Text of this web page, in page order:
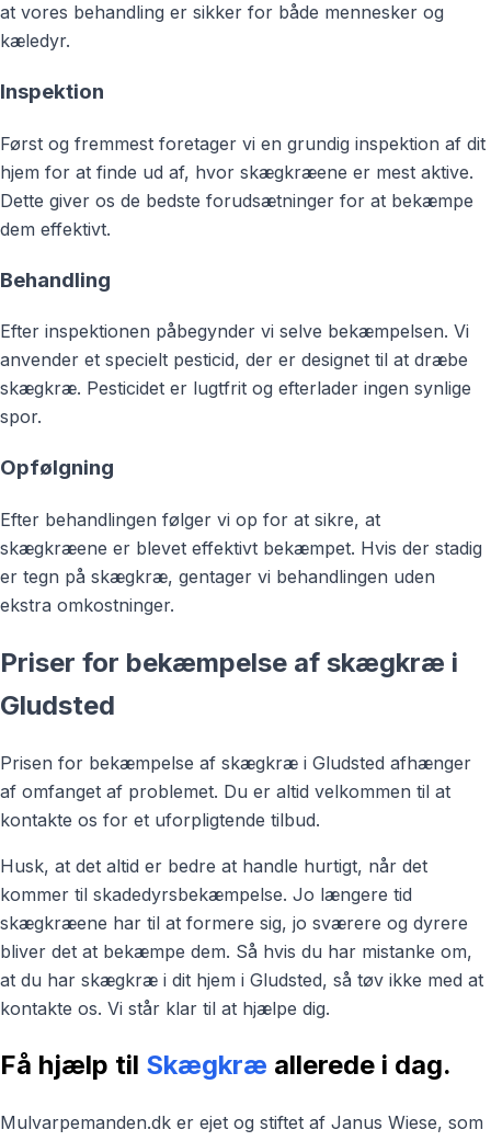
at vores behandling er sikker for både mennesker og
kæledyr.
Inspektion
Først og fremmest foretager vi en grundig inspektion af dit
hjem for at finde ud af, hvor skægkræene er mest aktive.
Dette giver os de bedste forudsætninger for at bekæmpe
dem effektivt.
Behandling
Efter inspektionen påbegynder vi selve bekæmpelsen. Vi
anvender et specielt pesticid, der er designet til at dræbe
skægkræ. Pesticidet er lugtfrit og efterlader ingen synlige
spor.
Opfølgning
Efter behandlingen følger vi op for at sikre, at
skægkræene er blevet effektivt bekæmpet. Hvis der stadig
er tegn på skægkræ, gentager vi behandlingen uden
ekstra omkostninger.
Priser for bekæmpelse af skægkræ i
Gludsted
Prisen for bekæmpelse af skægkræ i Gludsted afhænger
af omfanget af problemet. Du er altid velkommen til at
kontakte os for et uforpligtende tilbud.
Husk, at det altid er bedre at handle hurtigt, når det
kommer til skadedyrsbekæmpelse. Jo længere tid
skægkræene har til at formere sig, jo sværere og dyrere
bliver det at bekæmpe dem. Så hvis du har mistanke om,
at du har skægkræ i dit hjem i Gludsted, så tøv ikke med at
kontakte os. Vi står klar til at hjælpe dig.
Få hjælp til Skægkræ allerede i dag.
Mulvarpemanden.dk er ejet og stiftet af Janus Wiese, som